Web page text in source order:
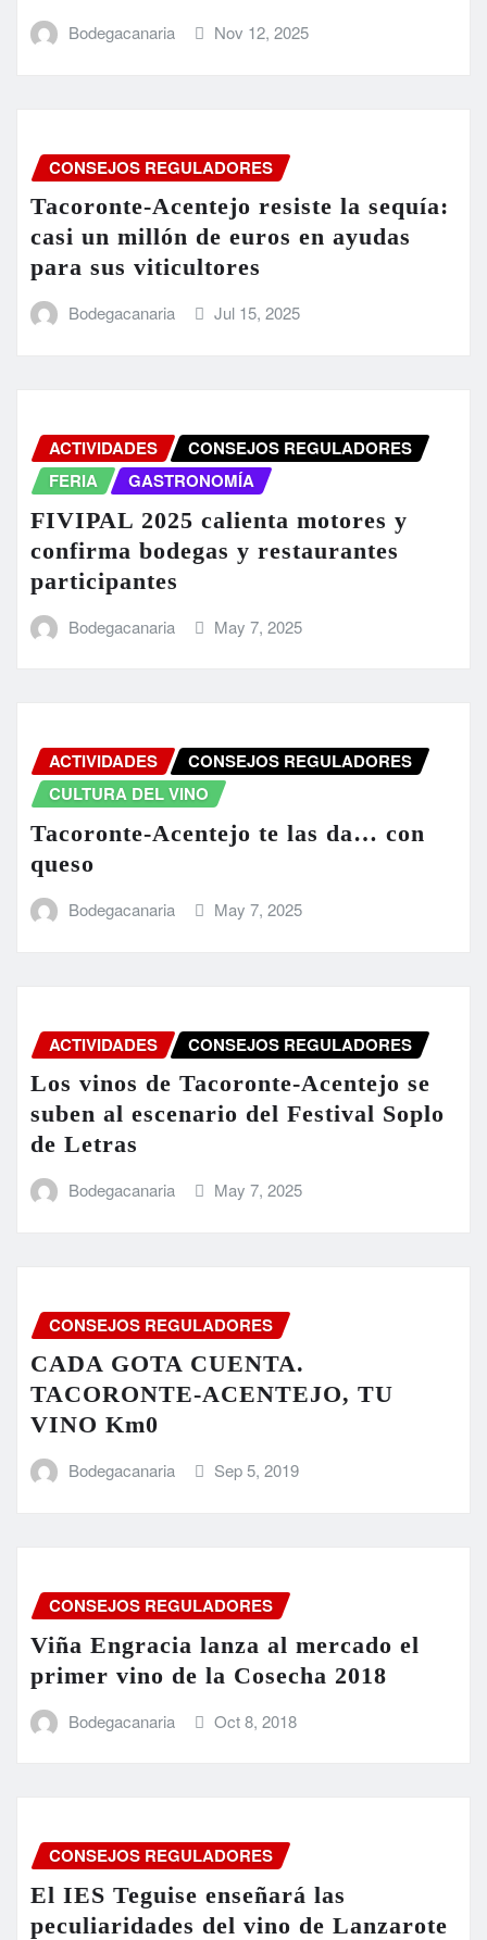
Bodegacanaria Nov 12, 2025
CONSEJOS REGULADORES
Tacoronte-Acentejo resiste la sequía:
casi un millón de euros en ayudas
para sus viticultores
Bodegacanaria Jul 15, 2025
ACTIVIDADES
CONSEJOS REGULADORES
FERIA
GASTRONOMÍA
FIVIPAL 2025 calienta motores y
confirma bodegas y restaurantes
participantes
Bodegacanaria May 7, 2025
ACTIVIDADES
CONSEJOS REGULADORES
CULTURA DEL VINO
Tacoronte-Acentejo te las da… con
queso
Bodegacanaria May 7, 2025
ACTIVIDADES CONSEJOS REGULADORES
Los vinos de Tacoronte-Acentejo se
suben al escenario del Festival Soplo
de Letras
Bodegacanaria May 7, 2025
CONSEJOS REGULADORES
CADA GOTA CUENTA.
TACORONTE-ACENTEJO, TU
VINO Km0
Bodegacanaria Sep 5, 2019
CONSEJOS REGULADORES
Viña Engracia lanza al mercado el
primer vino de la Cosecha 2018
Bodegacanaria Oct 8, 2018
CONSEJOS REGULADORES
El IES Teguise enseñará las
peculiaridades del vino de Lanzarote